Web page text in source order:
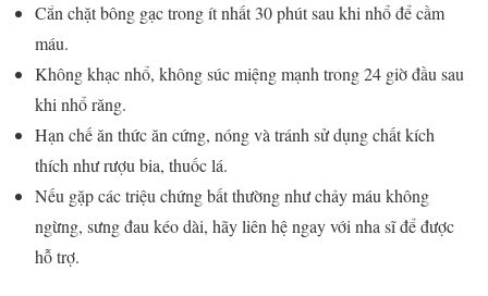
Cắn chặt bông gạc trong ít nhất 30 phút sau khi nhổ để cầm
máu.
Không khạc nhổ, không súc miệng mạnh trong 24 giờ đầu sau
khi nhổ răng.
Hạn chế ăn thức ăn cứng, nóng và tránh sử dụng chất kích
thích như rượu bia, thuốc lá.
Nếu gặp các triệu chứng bất thường như chảy máu không
ngừng, sưng đau kéo dài, hãy liên hệ ngay với nha sĩ để được
hỗ trợ.